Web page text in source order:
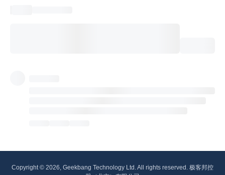
Copyright © 2026, Geekbang Technology Ltd. All rights reserved. 极客邦控